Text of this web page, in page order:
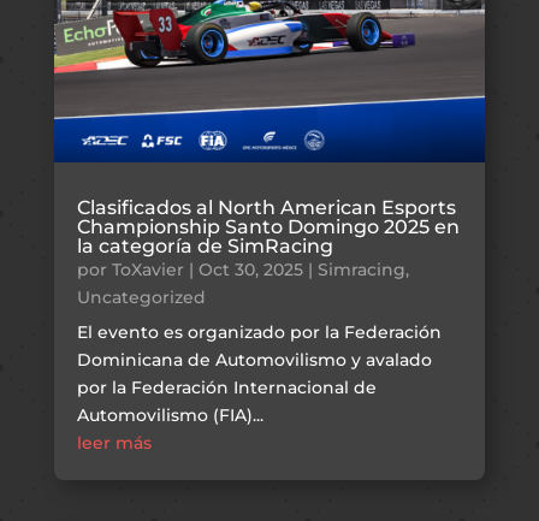
Clasificados al North American Esports
Championship Santo Domingo 2025 en
la categoría de SimRacing
por ToXavier | Oct 30, 2025| Simracing,
Uncategorized
El evento es organizado por la Federación
Dominicana de Automovilismo y avalado
por la Federación Internacional de
Automovilismo (FIA)...
leer más